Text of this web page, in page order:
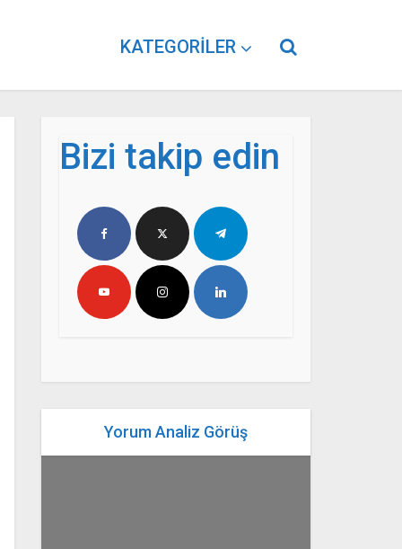
KATEGORILER
Bizi takip edin
Yorum Analiz Görüş